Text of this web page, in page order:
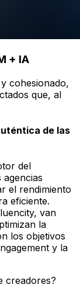
+ IA
cohesionado,
que, al
de las
del
el rendimiento
eficiente.
van
la
los objetivos
y la
creadores?